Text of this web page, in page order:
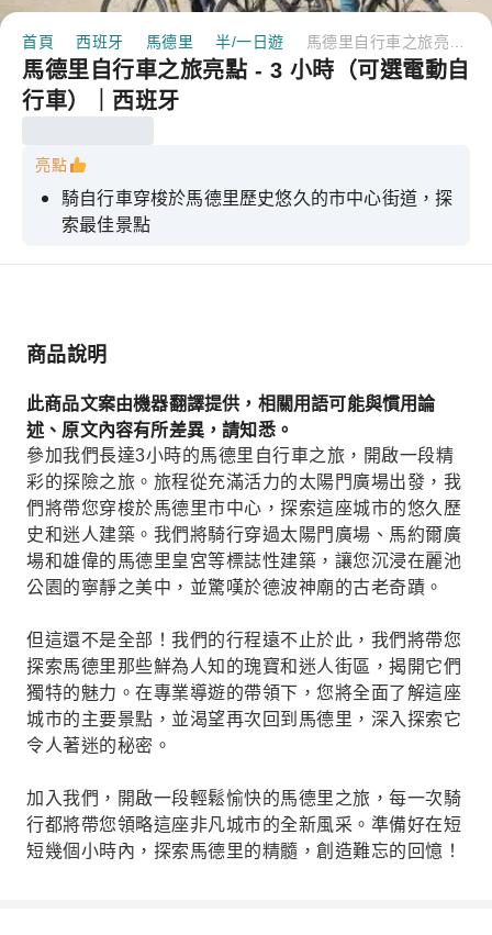
首頁 西班牙 馬德里 半/一日遊
馬德里自行車之旅亮點 - 3 小時（可選電動自
行車）｜西班牙
亮點
騎自行車穿梭於馬德里歷史悠久的市中心街道，探
索最佳景點
探索所有必看古蹟和沿途的一些隱藏景點
商品說明
此商品文案由機器翻譯提供，相關用語可能與慣用論
述、原文內容有所差異，請知悉。
參加我們長達3小時的馬德里自行車之旅，開啟一段精
彩的探險之旅。旅程從充滿活力的太陽門廣場出發，我
們將帶您穿梭於馬德里市中心，探索這座城市的悠久歷
史和迷人建築。我們將騎行穿過太陽門廣場、馬約爾廣
場和雄偉的馬德里皇宮等標誌性建築，讓您沉浸在麗池
公園的寧靜之美中，並驚嘆於德波神廟的古老奇蹟。
但這還不是全部！我們的行程遠不止於此，我們將帶您
探索馬德里那些鮮為人知的瑰寶和迷人街區，揭開它們
獨特的魅力。在專業導遊的帶領下，您將全面了解這座
城市的主要景點，並渴望再次回到馬德里，深入探索它
令人著迷的秘密。
加入我們，開啟一段輕鬆愉快的馬德里之旅，每一次騎
行都將帶您領略這座非凡城市的全新風采。準備好在短
短幾個小時內，探索馬德里的精髓，創造難忘的回憶！